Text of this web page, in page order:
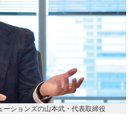
ーションズの山本武・代表取締役